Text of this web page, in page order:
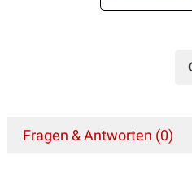
Fragen & Antworten (0)